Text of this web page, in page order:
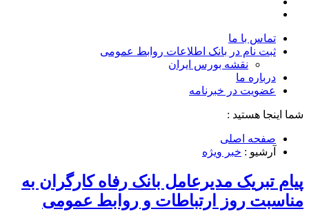
تماس با ما
ثبت نام در بانک اطلاعات روابط عمومی
نقشه بورس ایران
درباره ما
عضويت در خبرنامه
شما اینجا هستید :
صفحه اصلی
آرشیو : خبر ویژه
پیام تبریک مدیرعامل بانک رفاه کارگران به
مناسبت روز ارتباطات و روابط عمومی